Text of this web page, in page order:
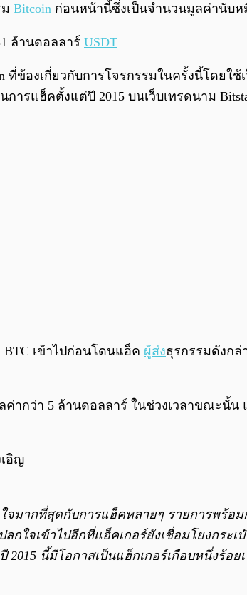
Bitcoin ก่อนหน้านี้ซึ่งเป็นจำนวนมูลค่านับห
ล้านดอลลาร์ USDT
ที่ข้องเกี่ยวกับการโจรกรรมในครั้งนี้โดยใช้
การแฮ็คตั้งแต่ปี 2015 บนเว็บเทรดนาม
BTC เข้าไปก่อนโดนแฮ็ค ผู้ส่งธุรกรรมดังกล่
ค่ากว่า 5 ล้านดอลลาร์ ในช่วงเวลาขณะ
อิญ
มากที่สุดกับการแฮ็คหลายๆ รายการพร้อ
ใจเข้าไปอีกที่แฮ็คเกอร์ยังเชื่อมโยงกระเ
2015 นี้มีโอกาสเป็นแฮ็กเกอร์เกือบหนึ่งร้อย